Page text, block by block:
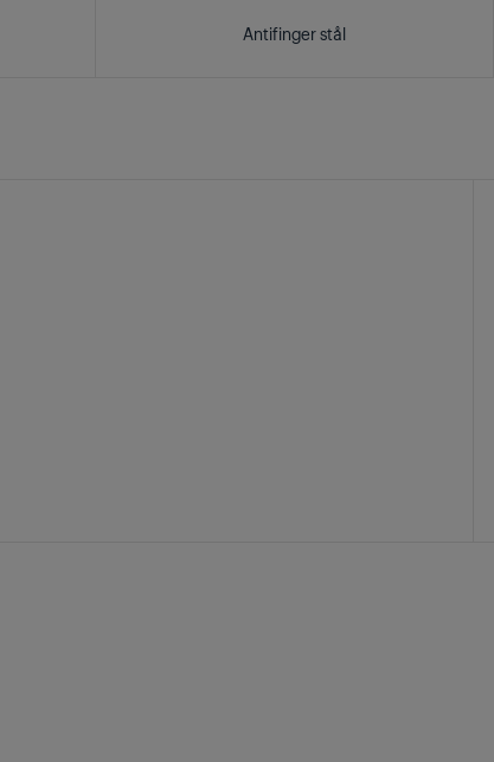
Antifinger stål